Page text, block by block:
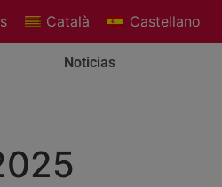
Català Castellano
Noticias